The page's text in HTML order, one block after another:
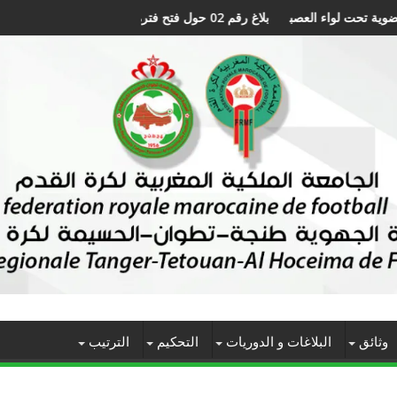
بلاغ رقم 02 حول فتح فترة تسجيل اللاعبين برسم الموسم الرياضي 2027/2026
وثائق البلاغات و الدوريات التحكيم الترتيب